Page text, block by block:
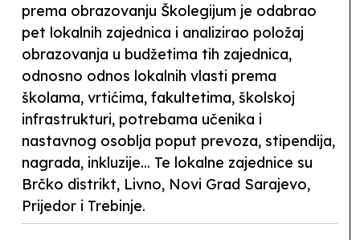
prema obrazovanju Školegijum je odabrao
pet lokalnih zajednica i analizirao položaj
obrazovanja u budžetima tih zajednica,
odnosno odnos lokalnih vlasti prema
školama, vrtićima, fakultetima, školskoj
infrastrukturi, potrebama učenika i
nastavnog osoblja poput prevoza, stipendija,
nagrada, inkluzije... Te lokalne zajednice su
Brčko distrikt, Livno, Novi Grad Sarajevo,
Prijedor i Trebinje.